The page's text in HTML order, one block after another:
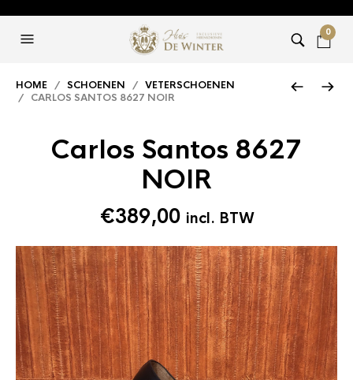
0
HOME / SCHOENEN / VETERSCHOENEN
/ CARLOS SANTOS 8627 NOIR
Carlos Santos 8627
NOIR
€389,00 incl. BTW